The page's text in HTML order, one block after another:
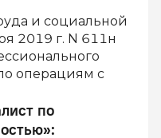
и социальной
2019 г. N 611н
операциям с
по
: